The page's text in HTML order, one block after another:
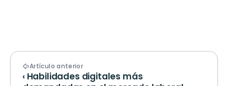
Artículo anterior
‹ Habilidades digitales más